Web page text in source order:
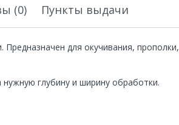
(0) Пункты выдачи
для окучивания, прополки,
глубину и ширину обработки.